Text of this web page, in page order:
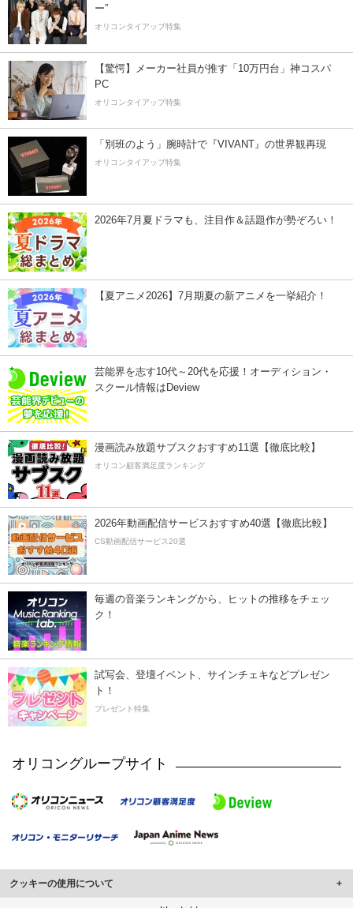
ー”
オリコンタイアップ特集
【驚愕】メーカー社員が推す「10万円台」神コスパ
PC
オリコンタイアップ特集
「別班のよう」腕時計で『VIVANT』の世界観再現
オリコンタイアップ特集
2026年7月夏ドラマも、注目作＆話題作が勢ぞろい！
【夏アニメ2026】7月期夏の新アニメを一挙紹介！
芸能界を志す10代～20代を応援！オーディション・
スクール情報はDeview
漫画読み放題サブスクおすすめ11選【徹底比較】
オリコン顧客満足度ランキング
2026年動画配信サービスおすすめ40選【徹底比較】
CS動画配信サービス20選
毎週の音楽ランキングから、ヒットの推移をチェッ
ク！
試写会、登壇イベント、サインチェキなどプレゼン
ト！
プレゼント特集
オリコングループサイト
クッキーの使用について